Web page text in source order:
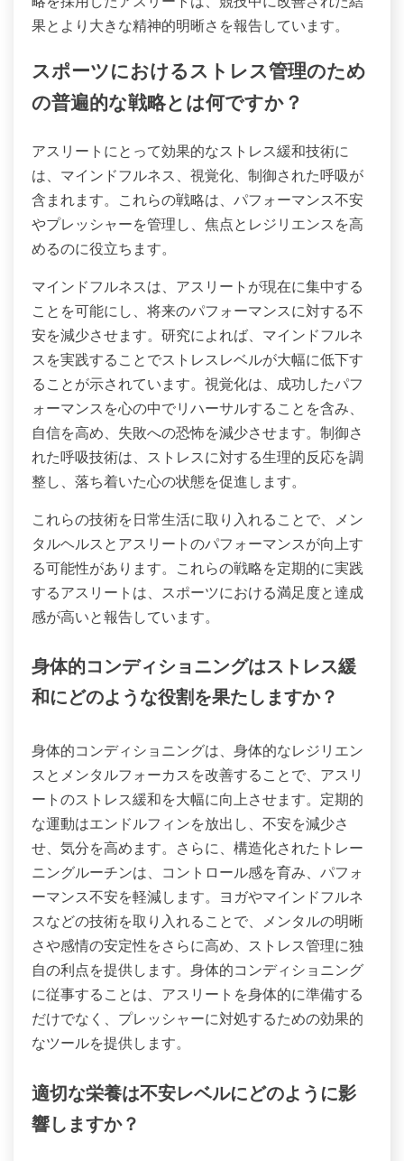
果とより大きな精神的明晰さを報告しています。
スポーツにおけるストレス管理のため
の普遍的な戦略とは何ですか？
アスリートにとって効果的なストレス緩和技術に
は、マインドフルネス、視覚化、制御された呼吸が
含まれます。これらの戦略は、パフォーマンス不安
やプレッシャーを管理し、焦点とレジリエンスを高
めるのに役立ちます。
マインドフルネスは、アスリートが現在に集中する
ことを可能にし、将来のパフォーマンスに対する不
安を減少させます。研究によれば、マインドフルネ
スを実践することでストレスレベルが大幅に低下す
ることが示されています。視覚化は、成功したパフ
ォーマンスを心の中でリハーサルすることを含み、
自信を高め、失敗への恐怖を減少させます。制御さ
れた呼吸技術は、ストレスに対する生理的反応を調
整し、落ち着いた心の状態を促進します。
これらの技術を日常生活に取り入れることで、メン
タルヘルスとアスリートのパフォーマンスが向上す
る可能性があります。これらの戦略を定期的に実践
するアスリートは、スポーツにおける満足度と達成
感が高いと報告しています。
身体的コンディショニングはストレス緩
和にどのような役割を果たしますか？
身体的コンディショニングは、身体的なレジリエン
スとメンタルフォーカスを改善することで、アスリ
ートのストレス緩和を大幅に向上させます。定期的
な運動はエンドルフィンを放出し、不安を減少さ
せ、気分を高めます。さらに、構造化されたトレー
ニングルーチンは、コントロール感を育み、パフォ
ーマンス不安を軽減します。ヨガやマインドフルネ
スなどの技術を取り入れることで、メンタルの明晰
さや感情の安定性をさらに高め、ストレス管理に独
自の利点を提供します。身体的コンディショニング
に従事することは、アスリートを身体的に準備する
だけでなく、プレッシャーに対処するための効果的
なツールを提供します。
適切な栄養は不安レベルにどのように影
響しますか？